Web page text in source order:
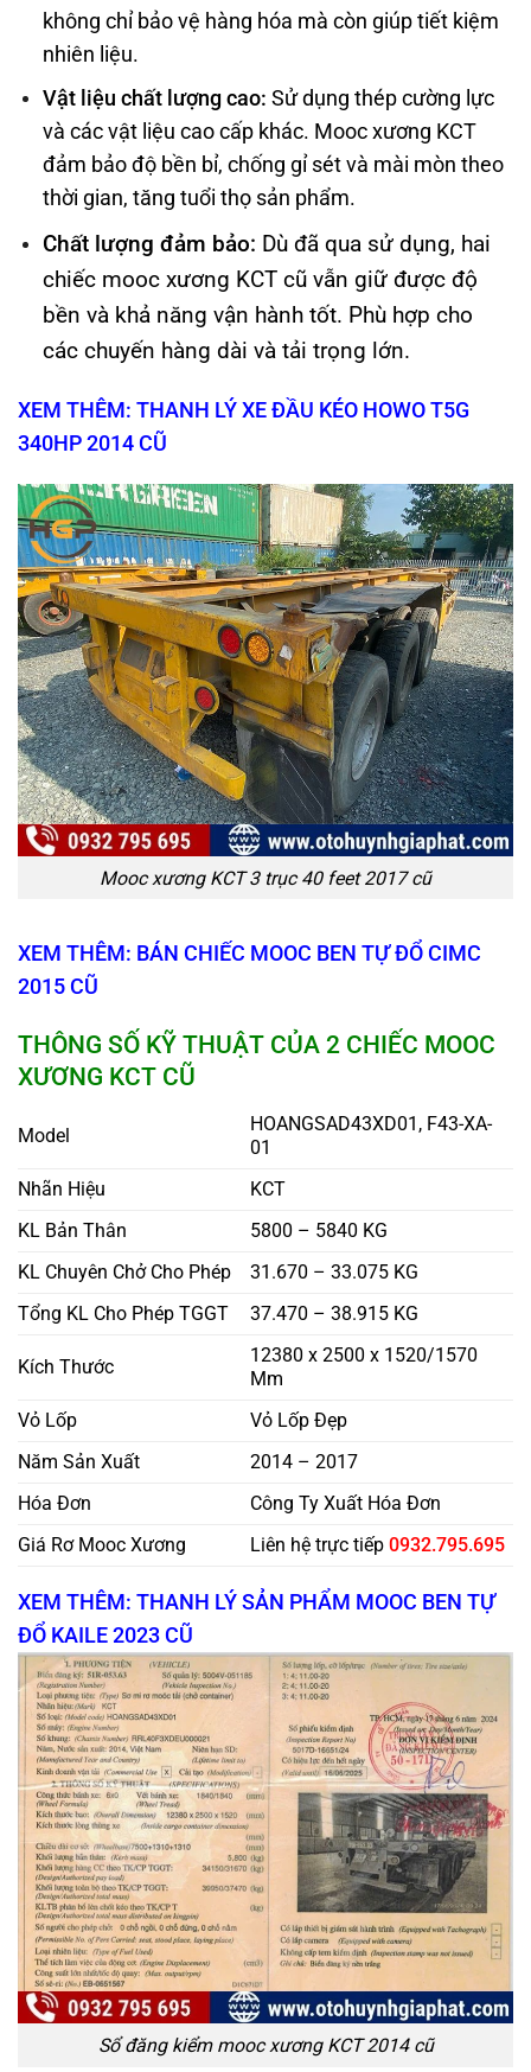
không chỉ bảo vệ hàng hóa mà còn giúp tiết kiệm
nhiên liệu.
Vật liệu chất lượng cao: Sử dụng thép cường lực
và các vật liệu cao cấp khác. Mooc xương KCT
đảm bảo độ bền bỉ, chống gỉ sét và mài mòn theo
thời gian, tăng tuổi thọ sản phẩm.
Chất lượng đảm bảo: Dù đã qua sử dụng, hai
chiếc mooc xương KCT cũ vẫn giữ được độ
bền và khả năng vận hành tốt. Phù hợp cho
các chuyến hàng dài và tải trọng lớn.
XEM THÊM: THANH LÝ XE ĐẦU KÉO HOWO T5G
340HP 2014 CŨ
Mooc xương KCT 3 trục 40 feet 2017 cũ
XEM THÊM: BÁN CHIẾC MOOC BEN TỰ ĐỔ CIMC
2015 CŨ
THÔNG SỐ KỸ THUẬT CỦA 2 CHIẾC MOOC
XƯƠNG KCT CŨ
Model
HOANGSAD43XD01, F43-XA-
01
Nhãn Hiệu
KCT
KL Bản Thân
5800 – 5840 KG
KL Chuyên Chở Cho Phép
31.670 – 33.075 KG
Tổng KL Cho Phép TGGT
37.470 – 38.915 KG
Kích Thước
12380 x 2500 x 1520/1570
Mm
Vỏ Lốp
Vỏ Lốp Đẹp
Năm Sản Xuất
2014 – 2017
Hóa Đơn
Công Ty Xuất Hóa Đơn
Giá Rơ Mooc Xương
Liên hệ trực tiếp0932.795.695
XEM THÊM: THANH LÝ SẢN PHẨM MOOC BEN TỰ
ĐỔ KAILE 2023 CŨ
Sổ đăng kiểm mooc xương KCT 2014 cũ